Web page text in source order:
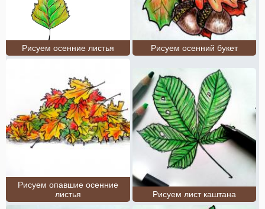
Рисуем осенние листья Рисуем осенний букет
Рисуем опавшие осенние
листья
Рисуем лист каштана